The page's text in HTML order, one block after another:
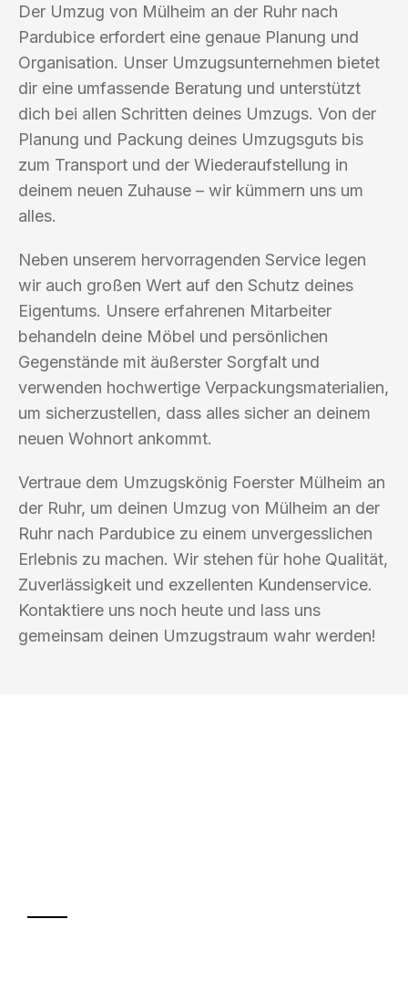
Der Umzug von Mülheim an der Ruhr nach
Pardubice erfordert eine genaue Planung und
Organisation. Unser Umzugsunternehmen bietet
dir eine umfassende Beratung und unterstützt
dich bei allen Schritten deines Umzugs. Von der
Planung und Packung deines Umzugsguts bis
zum Transport und der Wiederaufstellung in
deinem neuen Zuhause – wir kümmern uns um
alles.
Neben unserem hervorragenden Service legen
wir auch großen Wert auf den Schutz deines
Eigentums. Unsere erfahrenen Mitarbeiter
behandeln deine Möbel und persönlichen
Gegenstände mit äußerster Sorgfalt und
verwenden hochwertige Verpackungsmaterialien,
um sicherzustellen, dass alles sicher an deinem
neuen Wohnort ankommt.
Vertraue dem Umzugskönig Foerster Mülheim an
der Ruhr, um deinen Umzug von Mülheim an der
Ruhr nach Pardubice zu einem unvergesslichen
Erlebnis zu machen. Wir stehen für hohe Qualität,
Zuverlässigkeit und exzellenten Kundenservice.
Kontaktiere uns noch heute und lass uns
gemeinsam deinen Umzugstraum wahr werden!